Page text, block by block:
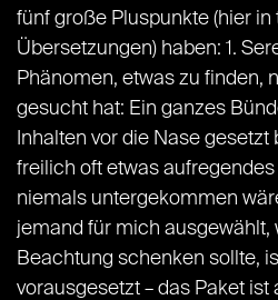
fünf große Pluspunkte (hier
Übersetzungen) haben: 1.
Phänomen, etwas zu finden,
gesucht hat: Ein ganzes
Inhalten vor die Nase
freilich oft etwas
niemals untergekommen
jemand für mich ausgewählt,
Beachtung schenken sollte,
vorausgesetzt – das Paket ist